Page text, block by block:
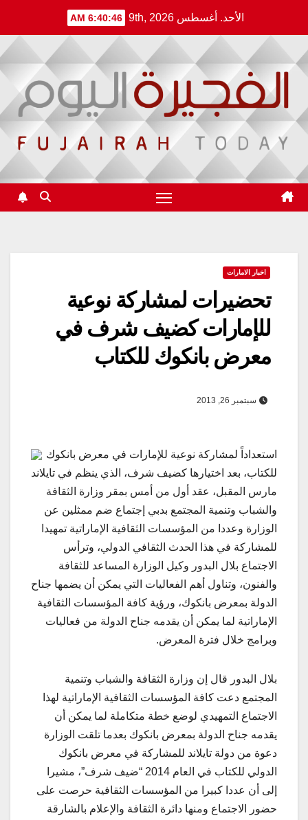
content
الأحد. أغسطس 9th, 2026 6:40:46 AM
اخبار الامارات
تحضيرات لمشاركة نوعية
للإمارات كضيف شرف في
معرض بانكوك للكتاب
سبتمبر 26, 2013
استعداداً لمشاركة نوعية للإمارات في معرض بانكوك
للكتاب، بعد اختيارها كضيف شرف، الذي ينظم في تايلاند
مارس المقبل، عقد أول من أمس بمقر وزارة الثقافة
والشباب وتنمية المجتمع بدبي إجتماع ضم ممثلين عن
الوزارة وعددا من المؤسسات الثقافية الإماراتية تمهيدا
للمشاركة في هذا الحدث الثقافي الدولي، وترأس
الاجتماع بلال البدور وكيل الوزارة المساعد للثقافة
والفنون، وتناول أهم الفعاليات التي يمكن أن يضمها جناح
الدولة بمعرض بانكوك، ورؤية كافة المؤسسات الثقافية
الإماراتية لما يمكن أن يقدمه جناح الدولة من فعاليات
وبرامج خلال فترة المعرض.
بلال البدور قال إن وزارة الثقافة والشباب وتنمية
المجتمع دعت كافة المؤسسات الثقافية الإماراتية لهذا
الاجتماع التمهيدي لوضع خطة متكاملة لما يمكن أن
يقدمه جناح الدولة بمعرض بانكوك بعدما تلقت الوزارة
دعوة من دولة تايلاند للمشاركة في معرض بانكوك
الدولي للكتاب في العام 2014 “ضيف شرف”، مشيرا
إلى أن عددا كبيرا من المؤسسات الثقافية حرصت على
حضور الاجتماع ومنها دائرة الثقافة والإعلام بالشارقة